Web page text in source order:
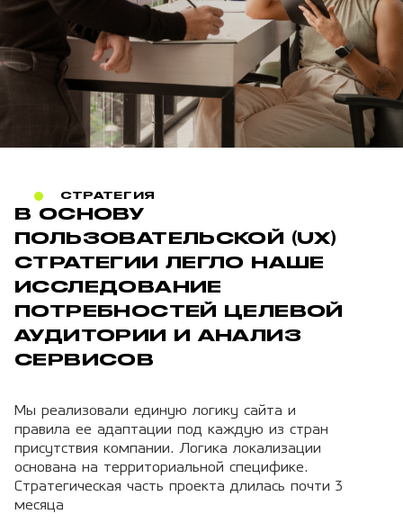
СТРАТЕГИЯ
В ОСНОВУ
ПОЛЬЗОВАТЕЛЬСКОЙ (UX)
СТРАТЕГИИ ЛЕГЛО НАШЕ
ИССЛЕДОВАНИЕ
ПОТРЕБНОСТЕЙ ЦЕЛЕВОЙ
АУДИТОРИИ И АНАЛИЗ
СЕРВИСОВ
Мы реализовали единую логику сайта и
правила ее адаптации под каждую из стран
присутствия компании. Логика локализации
основана на территориальной специфике.
Стратегическая часть проекта длилась почти 3
месяца